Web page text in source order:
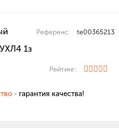
1з
Референс: te00365213
Рейтинг:
- гарантия качества!